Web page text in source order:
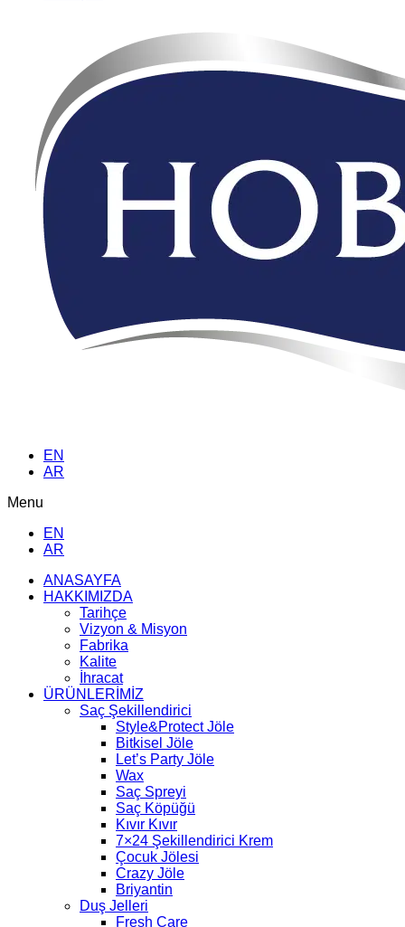
EN
AR
Menu
EN
AR
ANASAYFA
HAKKIMIZDA
Tarihçe
Vizyon & Misyon
Fabrika
Kalite
İhracat
ÜRÜNLERİMİZ
Saç Şekillendirici
Style&Protect Jöle
Bitkisel Jöle
Let’s Party Jöle
Wax
Saç Spreyi
Saç Köpüğü
Kıvır Kıvır
7×24 Şekillendirici Krem
Çocuk Jölesi
Crazy Jöle
Briyantin
Duş Jelleri
Fresh Care